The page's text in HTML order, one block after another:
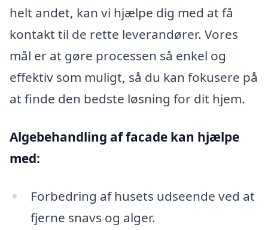
helt andet, kan vi hjælpe dig med at få
kontakt til de rette leverandører. Vores
mål er at gøre processen så enkel og
effektiv som muligt, så du kan fokusere på
at finde den bedste løsning for dit hjem.
Algebehandling af facade kan hjælpe
med:
Forbedring af husets udseende ved at
fjerne snavs og alger.